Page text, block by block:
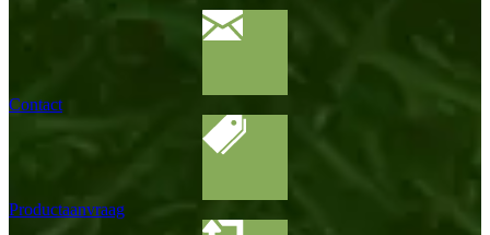
Contact
Productaanvraag